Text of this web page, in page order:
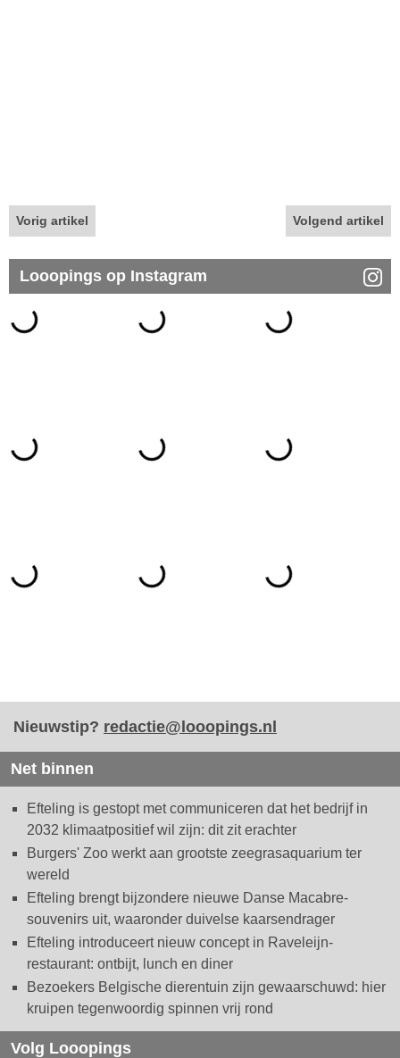
Vorig artikel Volgend artikel
Looopings op Instagram
Nieuwstip? redactie@looopings.nl
Net binnen
Efteling is gestopt met communiceren dat het bedrijf in
2032 klimaatpositief wil zijn: dit zit erachter
Burgers' Zoo werkt aan grootste zeegrasaquarium ter
wereld
Efteling brengt bijzondere nieuwe Danse Macabre-
souvenirs uit, waaronder duivelse kaarsendrager
Efteling introduceert nieuw concept in Raveleijn-
restaurant: ontbijt, lunch en diner
Bezoekers Belgische dierentuin zijn gewaarschuwd: hier
kruipen tegenwoordig spinnen vrij rond
Volg Looopings